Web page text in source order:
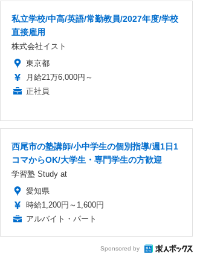
私立学校/中高/英語/常勤教員/2027年度/学校
直接雇用
株式会社イスト
東京都
月給21万6,000円～
正社員
西尾市の塾講師/小中学生の個別指導/週1日1
コマからOK/大学生・専門学生の方歓迎
学習塾 Study at
愛知県
時給1,200円～1,600円
アルバイト・パート
Sponsored by